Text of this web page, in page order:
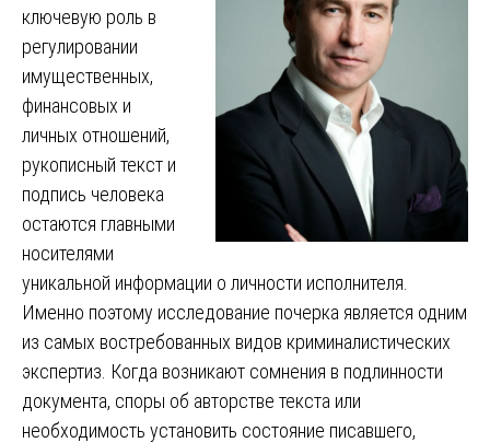
ключевую роль в
регулировании
имущественных,
финансовых и
личных отношений,
рукописный текст и
подпись человека
остаются главными
носителями
уникальной информации о личности исполнителя.
Именно поэтому исследование почерка является одним
из самых востребованных видов криминалистических
экспертиз. Когда возникают сомнения в подлинности
документа, споры об авторстве текста или
необходимость установить состояние писавшего,